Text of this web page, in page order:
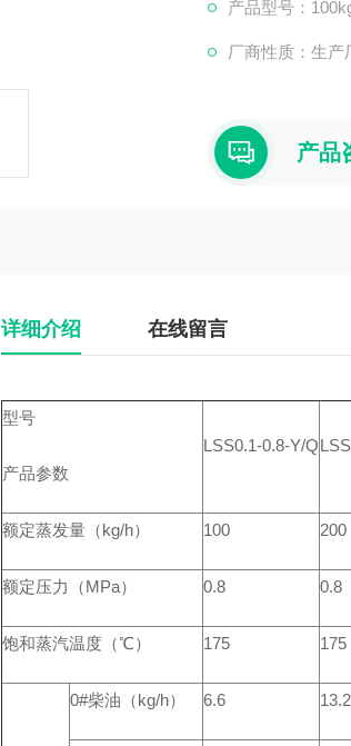
式一键控制，即
产品型号：
厂商性质：生产
产品
详细介绍 在线留言
型号
产品参数
LSS0.1-0.8-Y/Q
额定蒸发量（kg/h） 100 200
额定压力（MPa） 0.8 0.8
饱和蒸汽温度（℃） 175 175
0#柴油（kg/h） 6.6 13.2